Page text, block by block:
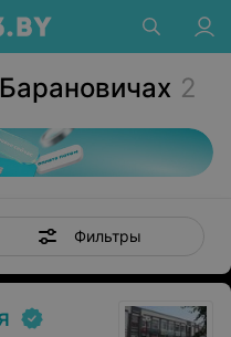
2
Фильтры